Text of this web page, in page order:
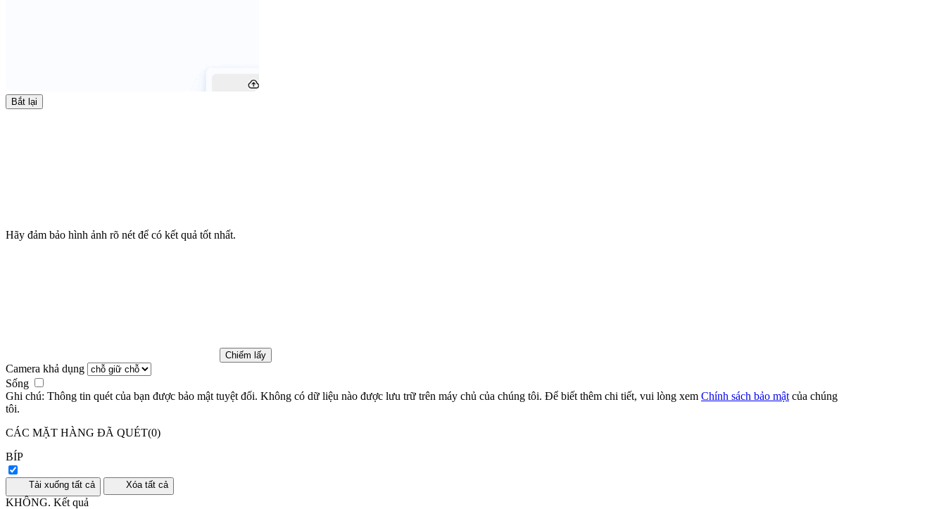
Bắt lại
Hãy đảm bảo hình ảnh rõ nét để có kết quả tốt nhất.
Chiếm lấy
Camera khả dụng
Sống
Ghi chú: Thông tin quét của bạn được bảo mật tuyệt đối. Không có dữ liệu nào được lưu trữ trên máy chủ của chúng tôi. Để biết thêm chi tiết, vui lòng xem Chính sách bảo mật của chúng
tôi.
CÁC MẶT HÀNG ĐÃ QUÉT(0)
BÍP
Tải xuống tất cả Xóa tất cả
KHÔNG. Kết quả